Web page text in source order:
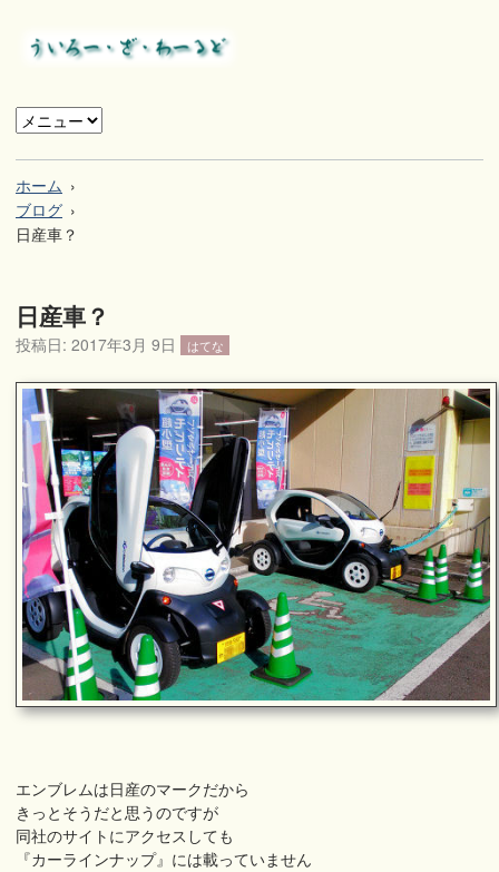
ホーム
ブログ
日産車？
日産車？
投稿日: 2017年3月 9日 はてな
エンブレムは日産のマークだから
きっとそうだと思うのですが
同社のサイトにアクセスしても
『カーラインナップ』には載っていません